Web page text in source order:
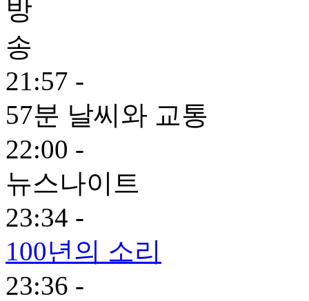
21:57 -
57분 날씨와 교통
22:00 -
뉴스나이트
23:34 -
100년의 소리
23:36 -